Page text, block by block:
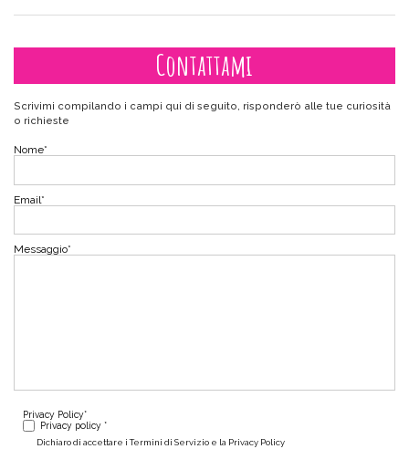
Contattami
Scrivimi compilando i campi qui di seguito, risponderò alle tue curiosità
o richieste
Nome*
Email*
Messaggio*
Privacy Policy*
Privacy policy *
Dichiaro di accettare i Termini di Servizio e la Privacy Policy